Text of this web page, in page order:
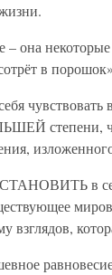
– она
в
себя
степени,
изложенного
в